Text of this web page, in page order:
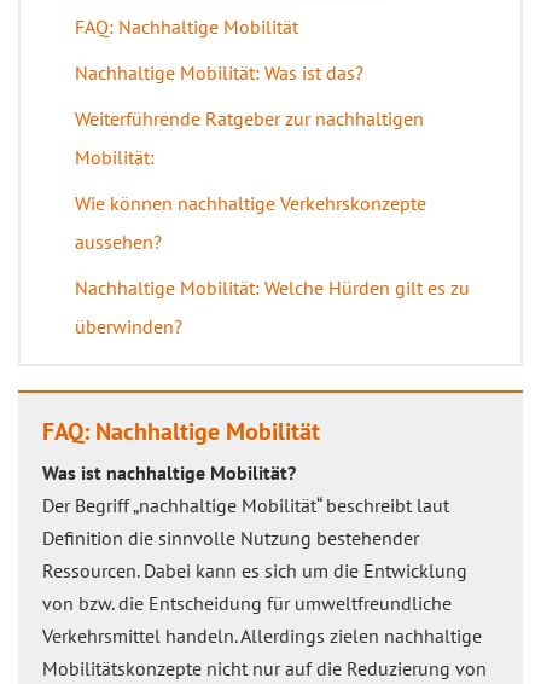
FAQ: Nachhaltige Mobilität
Nachhaltige Mobilität: Was ist das?
Weiterführende Ratgeber zur nachhaltigen
Mobilität:
Wie können nachhaltige Verkehrskonzepte
aussehen?
Nachhaltige Mobilität: Welche Hürden gilt es zu
überwinden?
FAQ: Nachhaltige Mobilität
Was ist nachhaltige Mobilität?
Der Begriff „nachhaltige Mobilität“ beschreibt laut
Definition die sinnvolle Nutzung bestehender
Ressourcen. Dabei kann es sich um die Entwicklung
von bzw. die Entscheidung für umweltfreundliche
Verkehrsmittel handeln. Allerdings zielen nachhaltige
Mobilitätskonzepte nicht nur auf die Reduzierung von